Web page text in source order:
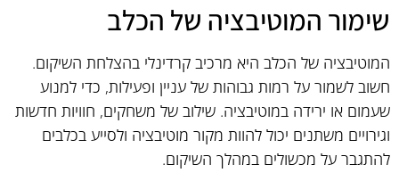
שימור המוטיבציה של הכלב
המוטיבציה של הכלב היא מרכיב קרדינלי בהצלחת השיקום.
חשוב לשמור על רמות גבוהות של עניין ופעילות, כדי למנוע
שעמום או ירידה במוטיבציה. שילוב של משחקים, חוויות חדשות
וגירויים משתנים יכול להוות מקור מוטיבציה ולסייע בכלבים
להתגבר על מכשולים במהלך השיקום.